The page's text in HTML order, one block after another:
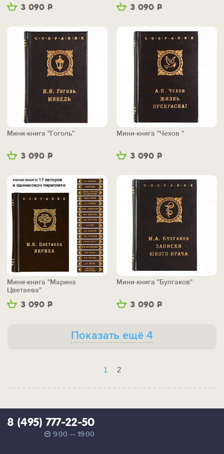
3 090 Р 3 090 Р
3 090 Р
Мини-книга "Гоголь"
3 090 Р
Мини-книга "Чехов "
3 090 Р
Мини-книга "Марина
Цветаева"
3 090 Р
Мини-книга "Булгаков"
Показать ещё 4
1 2
8 (495) 777-22-50
9:00 — 19:00